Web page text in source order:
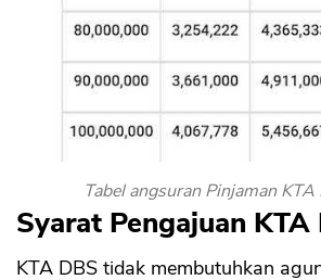
Tabel angsuran Pinjaman
Syarat Pengajuan KTA
KTA DBS tidak membutuhkan